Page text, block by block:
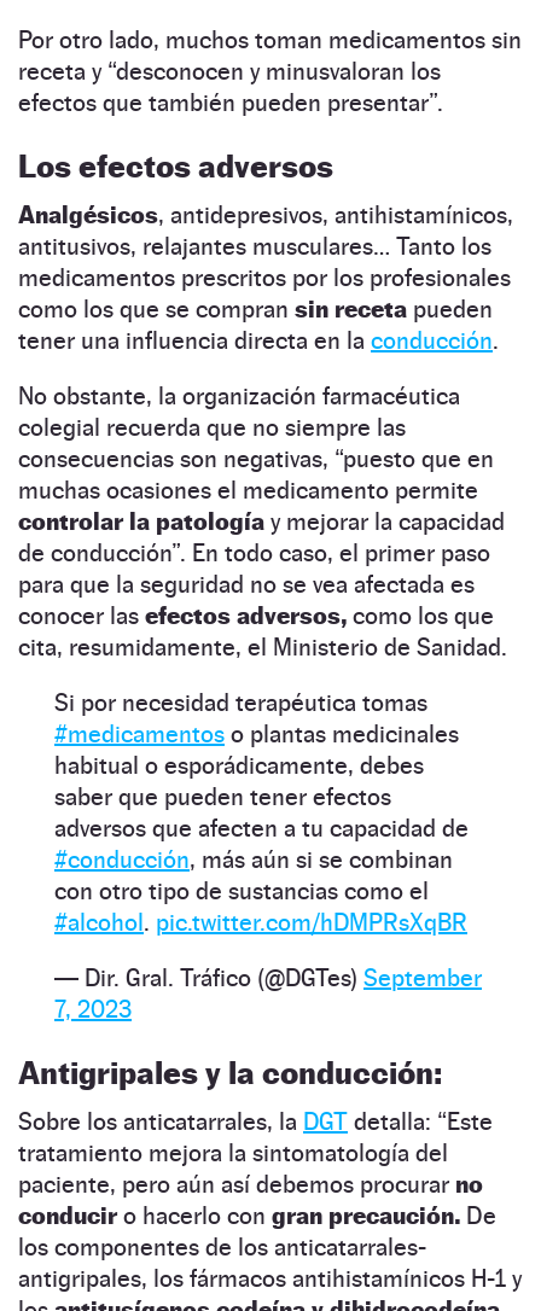
Por otro lado, muchos toman medicamentos sin
receta y “desconocen y minusvaloran los
efectos que también pueden presentar”.
Los efectos adversos
Analgésicos, antidepresivos, antihistamínicos,
antitusivos, relajantes musculares… Tanto los
medicamentos prescritos por los profesionales
como los que se compran sin receta pueden
tener una influencia directa en la conducción.
No obstante, la organización farmacéutica
colegial recuerda que no siempre las
consecuencias son negativas, “puesto que en
muchas ocasiones el medicamento permite
controlar la patología y mejorar la capacidad
de conducción”. En todo caso, el primer paso
para que la seguridad no se vea afectada es
conocer las efectos adversos, como los que
cita, resumidamente, el Ministerio de Sanidad.
Si por necesidad terapéutica tomas
#medicamentos o plantas medicinales
habitual o esporádicamente, debes
saber que pueden tener efectos
adversos que afecten a tu capacidad de
#conducción, más aún si se combinan
con otro tipo de sustancias como el
#alcohol. pic.twitter.com/hDMPRsXqBR
— Dir. Gral. Tráfico (@DGTes) September
7, 2023
Antigripales y la conducción:
Sobre los anticatarrales, la DGT detalla: “Este
tratamiento mejora la sintomatología del
paciente, pero aún así debemos procurar no
conduciro hacerlo con gran precaución. De
los componentes de los anticatarrales-
antigripales, los fármacos antihistamínicos H-1 y